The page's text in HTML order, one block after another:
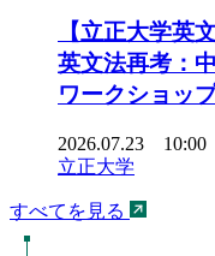
【立正大学英
英文法再考：
ワークショッ
2026.07.23 10:00
立正大学
すべてを見る